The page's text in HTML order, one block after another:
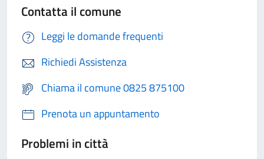
Contatta il comune
Leggi le domande frequenti
Richiedi Assistenza
Chiama il comune 0825 875100
Prenota un appuntamento
Problemi in città